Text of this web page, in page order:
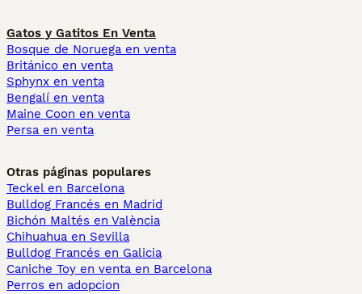
Gatos y Gatitos En Venta
Bosque de Noruega en venta
Británico en venta
Sphynx en venta
Bengalí en venta
Maine Coon en venta
Persa en venta
Otras páginas populares
Teckel en Barcelona
Bulldog Francés en Madrid
Bichón Maltés en València
Chihuahua en Sevilla
Bulldog Francés en Galicia
Caniche Toy en venta en Barcelona
Perros en adopcion